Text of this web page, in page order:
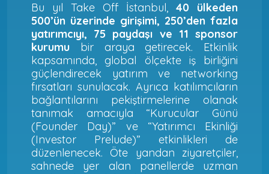
Bu yıl Take Off İstanbul, 40 ülkeden
500’ün üzerinde girişimi, 250’den fazla
yatırımcıyı, 75 paydaşı ve 11 sponsor
kurumu bir araya getirecek. Etkinlik
kapsamında, global ölçekte iş birliğini
güçlendirecek yatırım ve networking
fırsatları sunulacak. Ayrıca katılımcıların
bağlantılarını pekiştirmelerine olanak
tanımak amacıyla “Kurucular Günü
(Founder Day)” ve “Yatırımcı Ekinliği
(Investor Prelude)” etkinlikleri de
düzenlenecek. Öte yandan ziyaretçiler,
sahnede yer alan panellerde uzman